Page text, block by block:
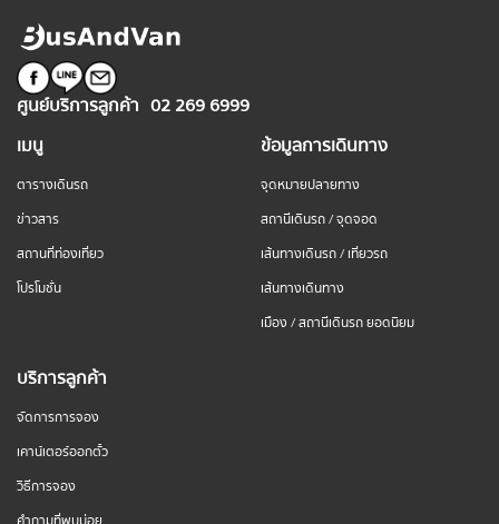
ศูนย์บริการลูกค้า 02 269 6999
เมนู
ตารางเดินรถ
ข่าวสาร
สถานที่ท่องเที่ยว
โปรโมชั่น
ข้อมูลการเดินทาง
จุดหมายปลายทาง
สถานีเดินรถ / จุดจอด
เส้นทางเดินรถ / เที่ยวรถ
เส้นทางเดินทาง
เมือง / สถานีเดินรถ ยอดนิยม
บริการลูกค้า
จัดการการจอง
เคาน์เตอร์ออกตั๋ว
วิธีการจอง